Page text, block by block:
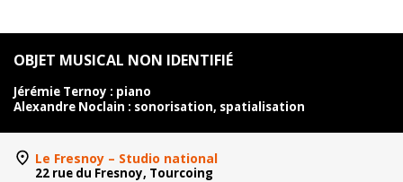
OBJET MUSICAL NON IDENTIFIÉ
Jérémie Ternoy : piano
Alexandre Noclain : sonorisation, spatialisation
Le Fresnoy – Studio national
22 rue du Fresnoy, Tourcoing